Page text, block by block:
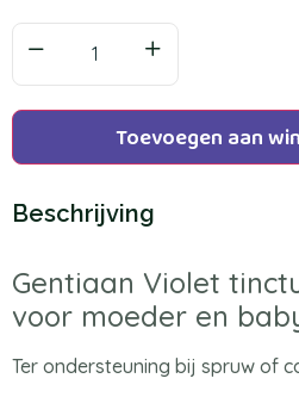
Toevoegen aan
Beschrijving
Gentiaan Violet
voor moeder en
Ter ondersteuning bij spruw of